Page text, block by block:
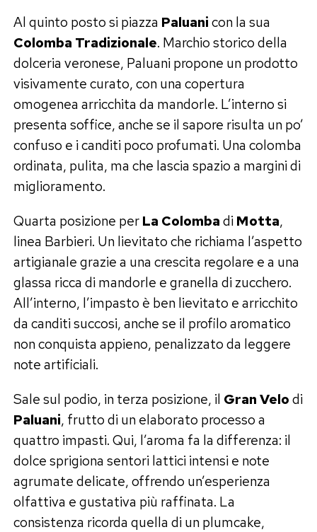
Al quinto posto si piazza Paluanicon la sua
Colomba Tradizionale. Marchio storico della
dolceria veronese, Paluani propone un prodotto
visivamente curato, con una copertura
omogenea arricchita da mandorle. L’interno si
presenta soffice, anche se il sapore risulta un po’
confuso e i canditi poco profumati. Una colomba
ordinata, pulita, ma che lascia spazio a margini di
miglioramento.
Quarta posizione perLa ColombadiMotta,
linea Barbieri. Un lievitato che richiama l’aspetto
artigianale grazie a una crescita regolare e a una
glassa ricca di mandorle e granella di zucchero.
All’interno, l’impasto è ben lievitato e arricchito
da canditi succosi, anche se il profilo aromatico
non conquista appieno, penalizzato da leggere
note artificiali.
Sale sul podio, in terza posizione, il Gran Velodi
Paluani, frutto di un elaborato processo a
quattro impasti. Qui, l’aroma fa la differenza: il
dolce sprigiona sentori lattici intensi e note
agrumate delicate, offrendo un’esperienza
olfattiva e gustativa più raffinata. La
consistenza ricorda quella di un plumcake,